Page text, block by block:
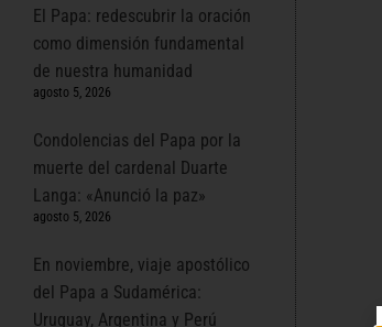
El Papa: redescubrir la oración
como dimensión fundamental
de nuestra humanidad
agosto 5, 2026
Condolencias del Papa por la
muerte del cardenal Duarte
Langa: «Anunció la paz»
agosto 5, 2026
En noviembre, viaje apostólico
del Papa a Sudamérica:
Uruguay, Argentina y Perú